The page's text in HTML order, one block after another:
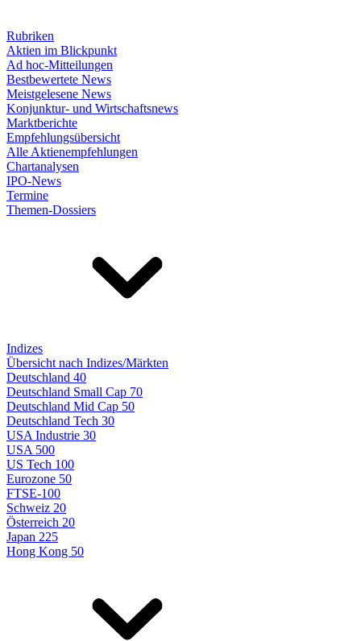
Rubriken
Aktien im Blickpunkt
Ad hoc-Mitteilungen
Bestbewertete News
Meistgelesene News
Konjunktur- und Wirtschaftsnews
Marktberichte
Empfehlungsübersicht
Alle Aktienempfehlungen
Chartanalysen
IPO-News
Termine
Themen-Dossiers
Indizes
Übersicht nach Indizes/Märkten
Deutschland 40
Deutschland Small Cap 70
Deutschland Mid Cap 50
Deutschland Tech 30
USA Industrie 30
USA 500
US Tech 100
Eurozone 50
FTSE-100
Schweiz 20
Österreich 20
Japan 225
Hong Kong 50